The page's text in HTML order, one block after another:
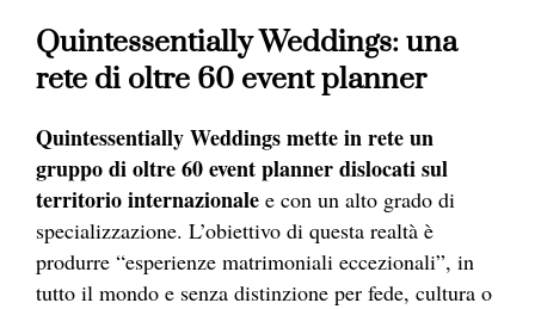
Quintessentially Weddings: una
rete di oltre 60 event planner
Quintessentially Weddings mette in rete un
gruppo di oltre 60 event planner dislocati sul
territorio internazionale e con un alto grado di
specializzazione. L’obiettivo di questa realtà è
produrre “esperienze matrimoniali eccezionali”, in
tutto il mondo e senza distinzione per fede, cultura o